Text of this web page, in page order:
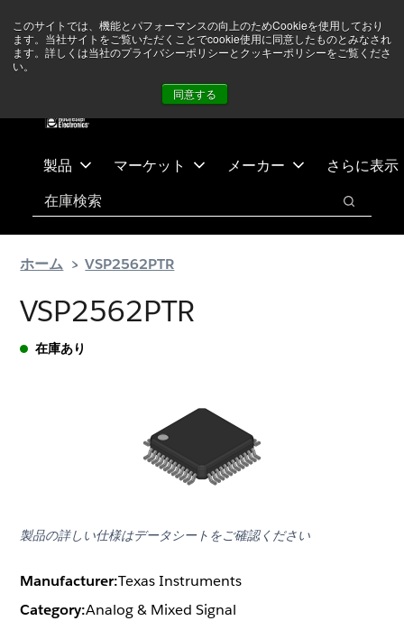
このサイトでは、機能とパフォーマンスの向上のためCookieを使用しており
ます。当社サイトをご覧いただくことでcookie使用に同意したものとみなされ
ます。詳しくは当社のプライバシーポリシーとクッキーポリシーをご覧くださ
い。
同意する
テ
ス
ありません 詳しい情報はこちら➜
製品 マーケット メーカー さらに表示
検索
検索
ホーム VSP2562PTR
VSP2562PTR
在庫あり
製品の詳しい仕様はデータシートをご確認ください
Manufacturer:Texas Instruments
Category:Analog & Mixed Signal